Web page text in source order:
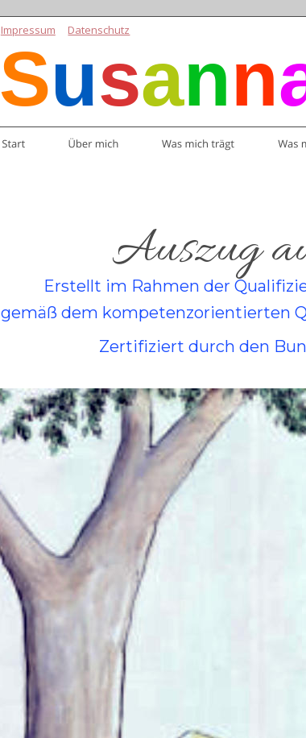
Auszug
Erstellt im Rahmen der
gemäß dem kompetenzorientierten
Zertifiziert durch den
Susann
Impressum Datenschutz